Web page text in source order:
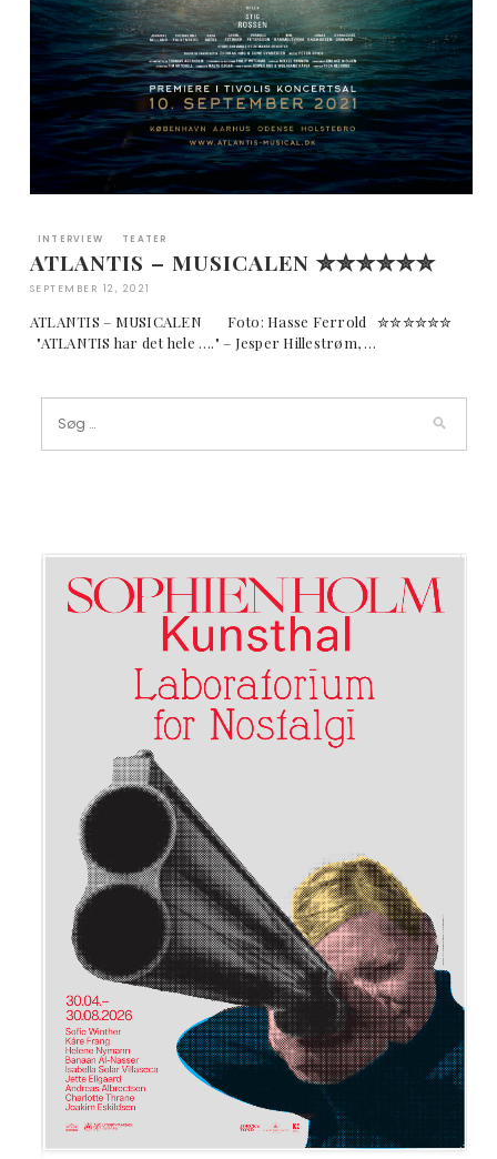
INTERVIEW TEATER
ATLANTIS – MUSICALEN ✮✮✮✮✮✮
SEPTEMBER 12, 2021
ATLANTIS – MUSICALEN Foto: Hasse Ferrold ✮✮✮✮✮✮
"ATLANTIS har det hele …." – Jesper Hillestrøm, …